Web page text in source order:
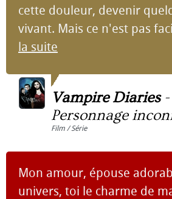
cette douleur, devenir
vivant. Mais ce n'est pas
la suite
Vampire Diaries-
Personnage
Film / Série
Mon amour, épouse
univers, toi le charme de